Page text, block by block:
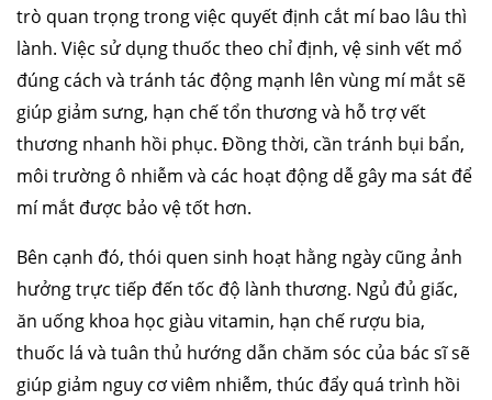
trò quan trọng trong việc quyết định cắt mí bao lâu thì
lành. Việc sử dụng thuốc theo chỉ định, vệ sinh vết mổ
đúng cách và tránh tác động mạnh lên vùng mí mắt sẽ
giúp giảm sưng, hạn chế tổn thương và hỗ trợ vết
thương nhanh hồi phục. Đồng thời, cần tránh bụi bẩn,
môi trường ô nhiễm và các hoạt động dễ gây ma sát để
mí mắt được bảo vệ tốt hơn.
Bên cạnh đó, thói quen sinh hoạt hằng ngày cũng ảnh
hưởng trực tiếp đến tốc độ lành thương. Ngủ đủ giấc,
ăn uống khoa học giàu vitamin, hạn chế rượu bia,
thuốc lá và tuân thủ hướng dẫn chăm sóc của bác sĩ sẽ
giúp giảm nguy cơ viêm nhiễm, thúc đẩy quá trình hồi